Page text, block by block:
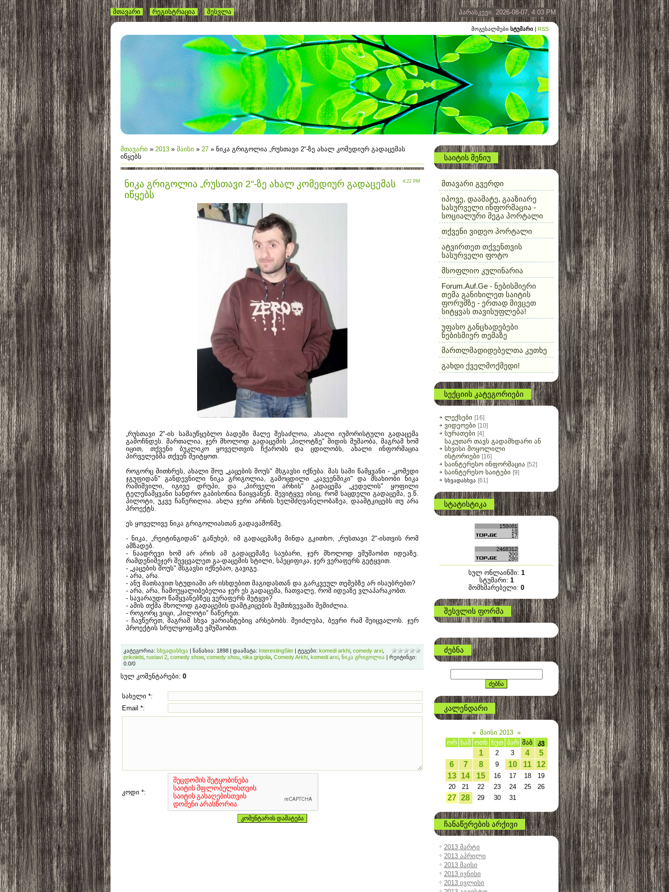
პარასკევი, 2026-08-07, 4:03 PM
მოგესალმები სტუმარი | RSS
მთავარი რეგისტრაცია შესვლა
მთავარი » 2013 » მაისი » 27 » ნიკა გრიგოლია „რუსთავი 2“-ზე ახალ კომედიურ გადაცემას
იწყებს
4:22 PM
ნიკა გრიგოლია „რუსთავი 2“-ზე ახალ კომედიურ გადაცემას
იწყებს
„რუსთავი 2"-ის სამაუწყებლო ბადეში მალე შესაძლოა, ახალი იუმორისტული გადაცემა
გამოჩნდეს. მართალია, ჯერ მხოლოდ გადაცემის „პილოტზე" მიდის მუშაობა, მაგრამ ხომ
იცით, თქვენი ბუკლიკო ყოველთვის ჩქარობს და ცდილობს, ახალი ინფორმაცია
პირველებმა თქვენ შეიტყოთ.
როგორც მითხრეს, ახალი შოუ „კაცების შოუს" მსგავსი იქნება. მას სამი წამყვანი - „კომედი
ჯგუფიდან" განდევნილი ნიკა გრიგოლია, გამოცდილი „კავეენშიკი" და მსახიობი ნიკა
რამიშვილი, იგივე დრუპი, და „პირველი არხის" გადაცემა „კედელის" ყოფილი
ტელეწამყვანი სანდრო გაბისონია წაიყვანენ. შევიტყვე ისიც, რომ საცდელი გადაცემა, ე.წ.
პილოტი, უკვე ჩაწერილია. ახლა ჯერი არხის ხელმძღვანელობაზეა, დაამტკიცებს თუ არა
პროექტს.
ეს ყოველივე ნიკა გრიგოლიასთან გადავამოწმე.
- ნიკა, „რეიტინგიდან" გაწუხებ, იმ გადაცემაზე მინდა გკითხო, „რუსთავი 2"-ისთვის რომ
ამზადებ.
- ნაადრევი ხომ არ არის ამ გადაცემაზე საუბარი, ჯერ მხოლოდ ვმუშაობთ იდეაზე.
რამდენიმეჯერ შევცვალეთ გა-დაცემის სტილი, სპეციფიკა, ჯერ ვერაფერს გეტყვით.
- „კაცების შოუს" მსგავსი იქნებაო, გავიგე.
- არა, არა.
- ანუ მათსავით სტუდიაში არ ისხდებით მაგიდასთან და გარკვეულ თემებზე არ ისაუბრებთ?
- არა, არა, ჩამოუყალიბებელია ჯერ ეს გადაცემა, ჩათვალე, რომ იდეაზე ვლაპარაკობთ.
- სავარაუდო წამყვანებზეც ვერაფერს მეტყვი?
- ამის თქმა მხოლოდ გადაცემის დამტკიცების შემთხვევაში შემიძლია.
- როგორც ვიცი, „პილოტი" ჩაწერეთ.
- ჩავწერეთ, მაგრამ სხვა ვარიანტებიც არსებობს. შეიძლება, ბევრი რამ შეიცვალოს. ჯერ
პროექტის სრულყოფაზე ვმუშაობთ.
კატეგორია: სხვადასხვა ნანახია: 1898 | დაამატა: InterestingSite ტეგები: komedi arkhi comedy arxi
prikolebi rustavi 2 comedy show, comedy shou nika grigolia Comedy Arkhi komedi arxi ნიკა გრიგოლია რეიტინგი:
0.0/0
სულ კომენტარები: 0
სახელი *:
Email *:
კოდი *:
საიტის მენიუ
მთავარი გვერდი
იპოვე, დაამატე, გააზიარე
სასურველი ინფორმაცია -
სოციალური მეგა პორტალი
თქვენი ვიდეო პორტალი
ატვირთეთ თქვენთვის
სასურველი ფოტო
მსოფლიო კულინარია
Forum.Auf.Ge - ნებისმიერი
თემა განიხილეთ საიტის
ფორუმზე - ერთად მივცეთ
სიტყვას თავისუფლება!
უფასო განცხადებები
ნებისმიერ თემაზე
მართლმადიდებელთა კუთხე
გახდი ქველმოქმედი!
სექციის კატეგორიები
ლექსები [16]
ვიდეოები [10]
სურათები [4]
საკუთარ თავს გადამხდარი ან
სხვისი მოყოლილი
ისტორიები [16]
საინტერესო ინფორმაცია [52]
საინტერესო საიტები [9]
სხვადასხვა [61]
სტატისტიკა
სულ ონლაინში: 1
სტუმარი: 1
მომხმარებელი: 0
შესვლის ფორმა
ძებნა
კალენდარი
« მაისი 2013 »
ორ სამ ოთხ ხუთ პარ შაბ კვ
1 2 3 4
5
6
7 8 9 10 11
12
13
14 15 16 17 18
19
20
21 22 23 24 25 26
27 28 29 30 31
ჩანაწერების არქივი
2013 მარტი
2013 აპრილი
2013 მაისი
2013 ივნისი
2013 ივლისი